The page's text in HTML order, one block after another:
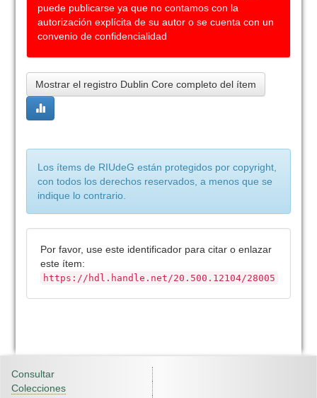
puede publicarse ya que no contamos con la
autorización explícita de su autor o se cuenta con un
convenio de confidencialidad
Mostrar el registro Dublin Core completo del ítem
Los ítems de RIUdeG están protegidos por copyright,
con todos los derechos reservados, a menos que se
indique lo contrario.
Por favor, use este identificador para citar o enlazar
este ítem:
https://hdl.handle.net/20.500.12104/28005
Consultar
Colecciones